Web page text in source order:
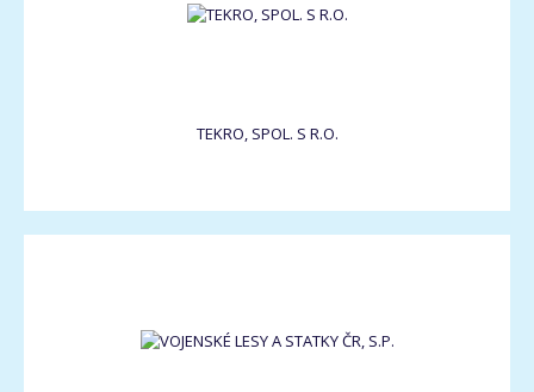
TEKRO, SPOL. S R.O.